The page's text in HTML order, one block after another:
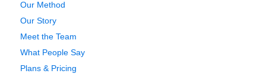
Our Method
Our Story
Meet the Team
What People Say
Plans & Pricing